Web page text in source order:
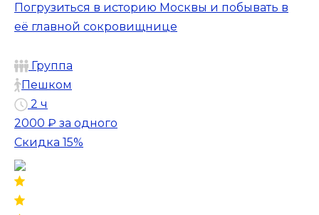
Погрузиться в историю Москвы и побывать в
её главной сокровищнице
Группа
Пешком
2 ч
2000 ₽ за одного
Скидка 15%